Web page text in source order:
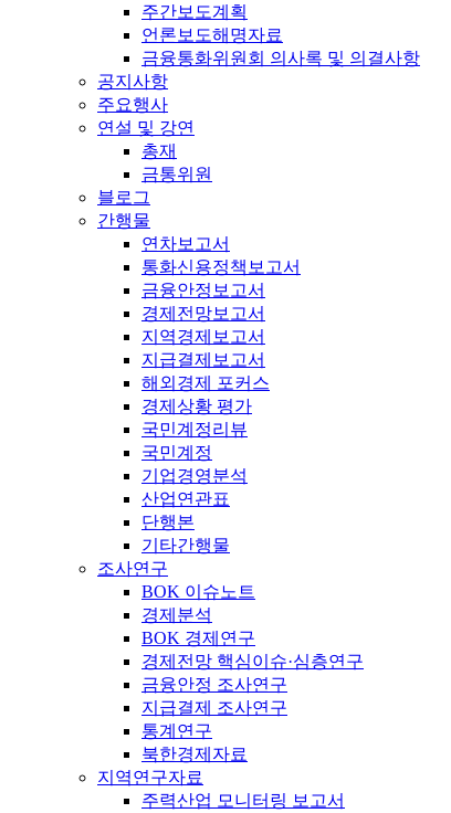
주간보도계획
언론보도해명자료
금융통화위원회 의사록 및 의결사항
공지사항
주요행사
연설 및 강연
총재
금통위원
블로그
간행물
연차보고서
통화신용정책보고서
금융안정보고서
경제전망보고서
지역경제보고서
지급결제보고서
해외경제 포커스
경제상황 평가
국민계정리뷰
국민계정
기업경영분석
산업연관표
단행본
기타간행물
조사연구
BOK 이슈노트
경제분석
BOK 경제연구
경제전망 핵심이슈·심층연구
금융안정 조사연구
지급결제 조사연구
통계연구
북한경제자료
지역연구자료
주력산업 모니터링 보고서